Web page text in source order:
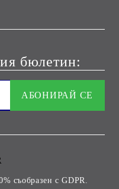
бюлетин:
съобразен с GDPR.